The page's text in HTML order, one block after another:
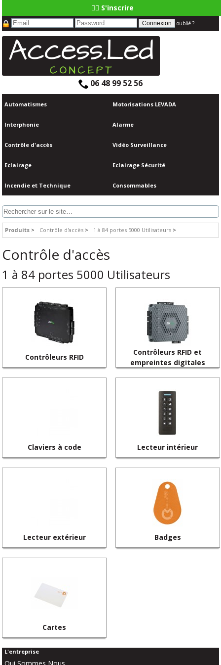
👆🏼 S'inscrire
oublié ?
06 48 99 52 56
Automatismes Motorisations LEVADA
Interphonie Alarme
Contrôle d'accès Vidéo Surveillance
Eclairage Eclairage Sécurité
Incendie et Technique Consommables
Produits Contrôle d'accès 1 à 84 portes 5000 Utilisateurs
Contrôle d'accès
1 à 84 portes 5000 Utilisateurs
Contrôleurs RFID
Contrôleurs RFID et
empreintes digitales
Claviers à code Lecteur intérieur
Lecteur extérieur Badges
Cartes
L'entreprise